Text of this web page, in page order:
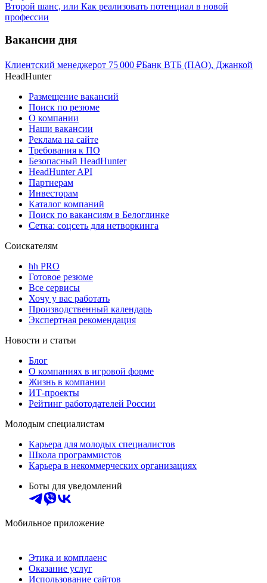
Второй шанс, или Как реализовать потенциал в новой
профессии
Вакансии дня
Клиентский менеджерот 75 000 ₽Банк ВТБ (ПАО), Джанкой
HeadHunter
Размещение вакансий
Поиск по резюме
О компании
Наши вакансии
Реклама на сайте
Требования к ПО
Безопасный HeadHunter
HeadHunter API
Партнерам
Инвесторам
Каталог компаний
Поиск по вакансиям в Белоглинке
Сетка: соцсеть для нетворкинга
Соискателям
hh PRO
Готовое резюме
Все сервисы
Хочу у вас работать
Производственный календарь
Экспертная рекомендация
Новости и статьи
Блог
О компаниях в игровой форме
Жизнь в компании
ИТ-проекты
Рейтинг работодателей России
Молодым специалистам
Карьера для молодых специалистов
Школа программистов
Карьера в некоммерческих организациях
Боты для уведомлений
Мобильное приложение
Этика и комплаенс
Оказание услуг
Использование сайтов